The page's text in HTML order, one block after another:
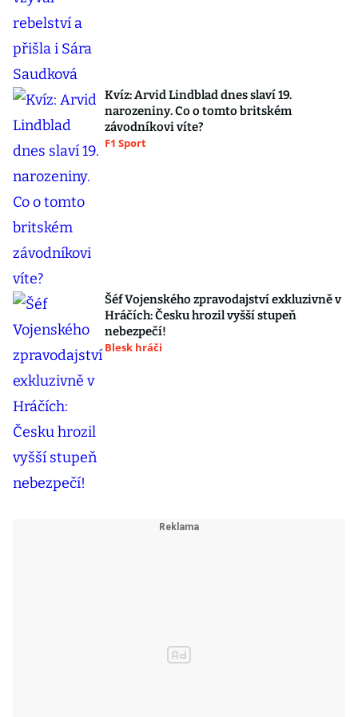
Kvíz: Arvid Lindblad dnes slaví 19.
narozeniny. Co o tomto britském
závodníkovi víte?
F1 Sport
Šéf Vojenského zpravodajství exkluzivně v
Hráčích: Česku hrozil vyšší stupeň
nebezpečí!
Blesk hráči